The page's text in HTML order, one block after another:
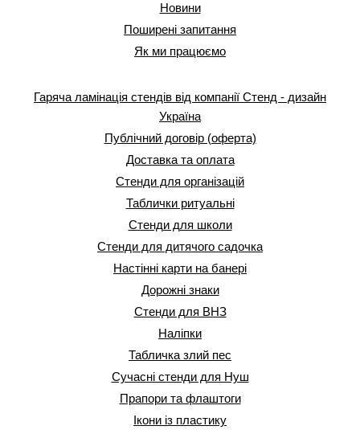
Новини
Поширені запитання
Як ми працюємо
Гаряча ламінація стендів від компанії Стенд - дизайн
Україна
Публічний договір (оферта)
Доставка та оплата
Стенди для організацій
Таблички ритуальні
Стенди для школи
Стенди для дитячого садочка
Настінні карти на банері
Дорожні знаки
Стенди для ВНЗ
Наліпки
Табличка злий пес
Сучасні стенди для Нуш
Прапори та флаштоги
Ікони із пластику